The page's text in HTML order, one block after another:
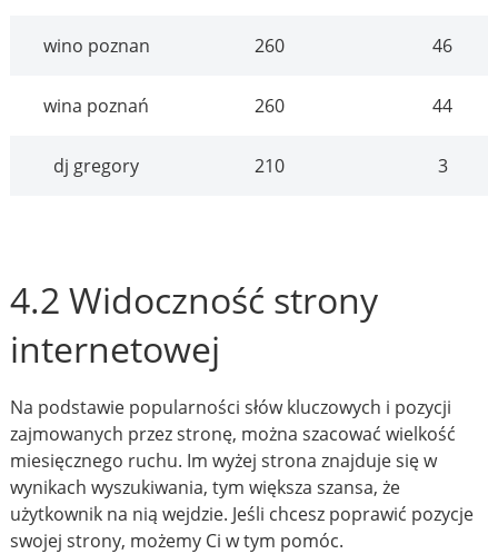
wino poznan 260 46
wina poznań 260 44
dj gregory 210 3
4.2 Widoczność strony
internetowej
Na podstawie popularności słów kluczowych i pozycji
zajmowanych przez stronę, można szacować wielkość
miesięcznego ruchu. Im wyżej strona znajduje się w
wynikach wyszukiwania, tym większa szansa, że
użytkownik na nią wejdzie. Jeśli chcesz poprawić pozycje
swojej strony, możemy Ci w tym pomóc.